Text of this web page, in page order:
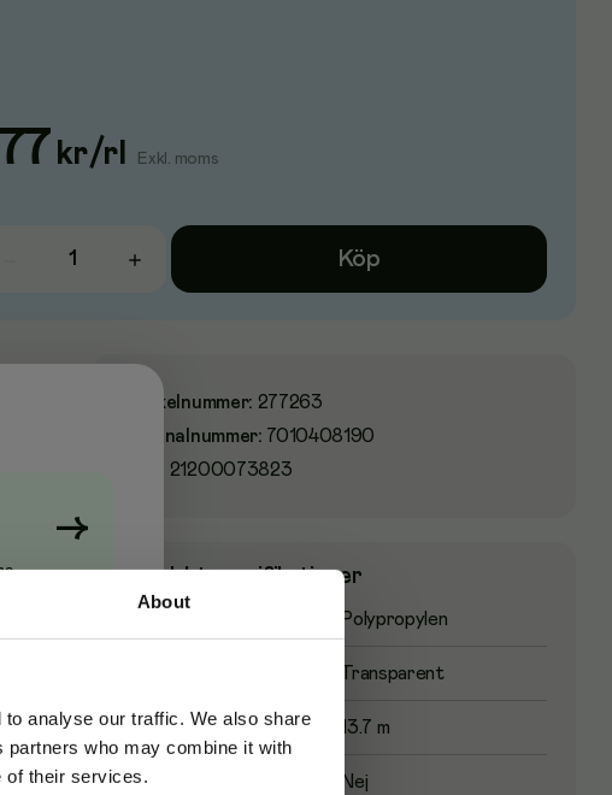
About
analyse our traffic. We also share
who may combine it with
of their services.
kr/rl Exkl. moms
Köp
i
Artikelnummer: 277263
Originalnummer: 7010408190
21200073823
Produktspecifikationer
Polypropylen
Transparent
Längd 13.7 m
Miljövänlig Nej
→